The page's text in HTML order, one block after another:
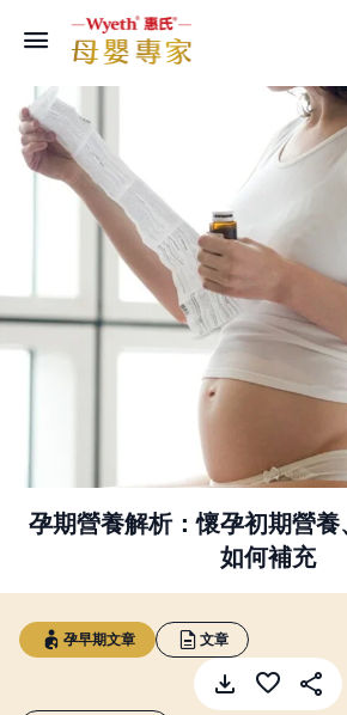
孕期營養解析：懷孕初期營
如何補充
孕早期文章 文章